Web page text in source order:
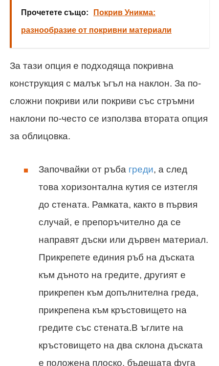
Прочетете също: Покрив Уникма:
разнообразие от покривни материали
За тази опция е подходяща покривна
конструкция с малък ъгъл на наклон. За по-
сложни покриви или покриви със стръмни
наклони по-често се използва втората опция
за облицовка.
Започвайки от ръба греди, а след
това хоризонтална кутия се изтегля
до стената. Рамката, както в първия
случай, е препоръчително да се
направят дъски или дървен материал.
Прикрепете единия ръб на дъската
към дъното на гредите, другият е
прикрепен към допълнителна греда,
прикрепена към кръстовището на
гредите със стената.В ъглите на
кръстовището на два склона дъската
е положена плоско, бъдещата фуга